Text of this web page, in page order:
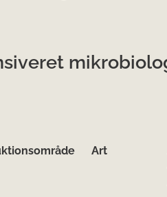
Art